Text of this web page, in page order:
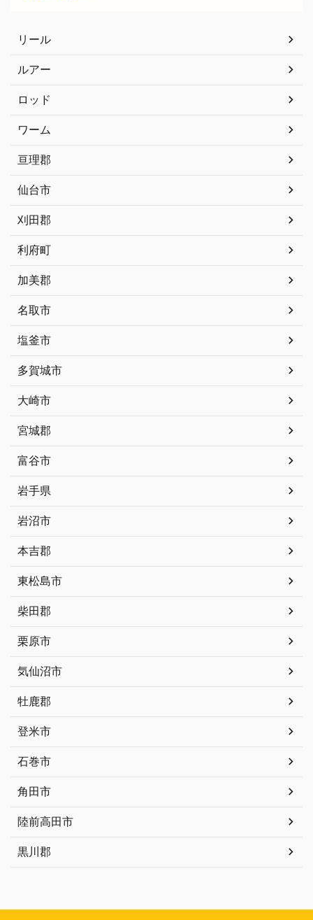
リール
ルアー
ロッド
ワーム
亘理郡
仙台市
刈田郡
利府町
加美郡
名取市
塩釜市
多賀城市
大崎市
宮城郡
富谷市
岩手県
岩沼市
本吉郡
東松島市
柴田郡
栗原市
気仙沼市
牡鹿郡
登米市
石巻市
角田市
陸前高田市
黒川郡